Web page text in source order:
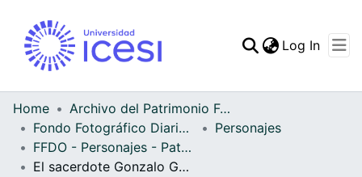
Statistics
Log In
Home
Archivo del Patrimonio Fotográfico y Fílmico del Valle del Cauca
Fondo Fotográfico Diario Occidente
Personajes
FFDO - Personajes - Patrimonial
El sacerdote Gonzalo Gallo recibe de la señora Sonia Libreros de Cruz un aporte de dos millones de pesos para la comunidad de las Carmelitas Descalzas en Cali